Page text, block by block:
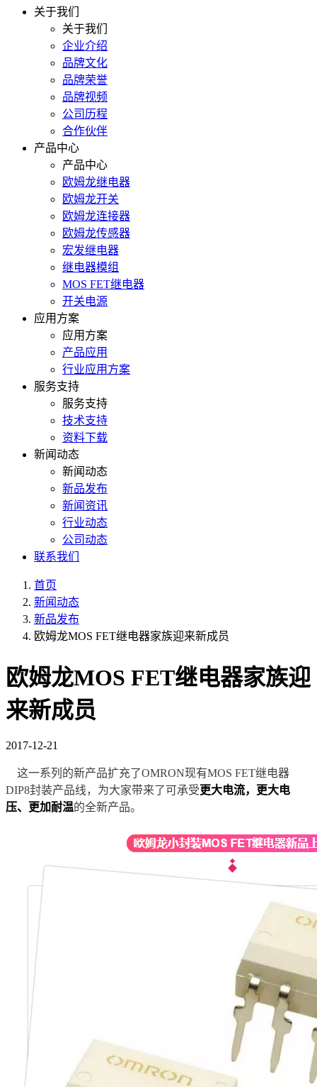
关于我们
关于我们
企业介绍
品牌文化
品牌荣誉
品牌视频
公司历程
合作伙伴
产品中心
产品中心
欧姆龙继电器
欧姆龙开关
欧姆龙连接器
欧姆龙传感器
宏发继电器
继电器模组
MOS FET继电器
开关电源
应用方案
应用方案
产品应用
行业应用方案
服务支持
服务支持
技术支持
资料下载
新闻动态
新闻动态
新品发布
新闻资讯
行业动态
公司动态
联系我们
首页
新闻动态
新品发布
欧姆龙MOS FET继电器家族迎来新成员
欧姆龙MOS FET继电器家族迎
来新成员
2017-12-21
这一系列的新产品扩充了OMRON现有MOS FET继电器
DIP8封装产品线，为大家带来了可承受更大电流，更大电
压、更加耐温的全新产品。